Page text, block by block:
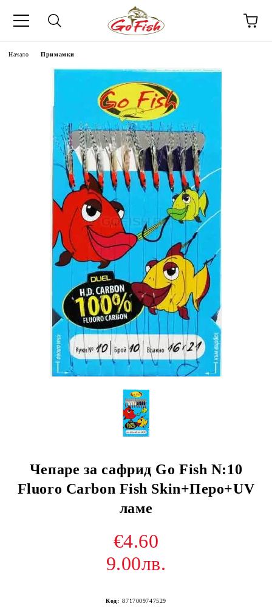
Начало Примамки
Чепаре за сафрид Go Fish N:10
Fluoro Carbon Fish Skin+Перо+UV
ламе
€4.60
9.00лв.
Код: 8717009747529